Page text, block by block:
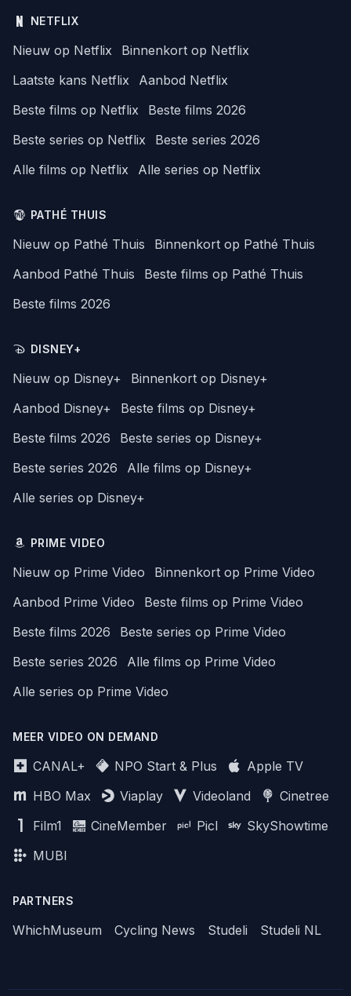
NETFLIX
Nieuw op Netflix
Binnenkort op Netflix
Laatste kans Netflix
Aanbod Netflix
Beste films op Netflix
Beste films 2026
Beste series op Netflix
Beste series 2026
Alle films op Netflix
Alle series op Netflix
PATHÉ THUIS
Nieuw op Pathé Thuis
Binnenkort op Pathé Thuis
Aanbod Pathé Thuis
Beste films op Pathé Thuis
Beste films 2026
DISNEY+
Nieuw op Disney+
Binnenkort op Disney+
Aanbod Disney+
Beste films op Disney+
Beste films 2026
Beste series op Disney+
Beste series 2026
Alle films op Disney+
Alle series op Disney+
PRIME VIDEO
Nieuw op Prime Video
Binnenkort op Prime Video
Aanbod Prime Video
Beste films op Prime Video
Beste films 2026
Beste series op Prime Video
Beste series 2026
Alle films op Prime Video
Alle series op Prime Video
MEER VIDEO ON DEMAND
CANAL+ NPO Start & Plus
Apple TV
HBO Max
Viaplay Videoland
Cinetree
Film1
CineMember Picl
SkyShowtime
MUBI
PARTNERS
WhichMuseum Cycling News Studeli Studeli NL